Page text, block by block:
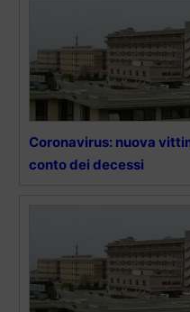
Coronavirus: nuova
conto dei decessi